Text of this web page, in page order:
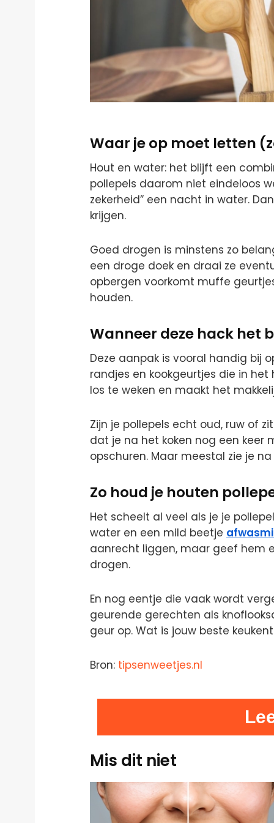
Waar je op moet letten
Hout en water: het blijft een
pollepels daarom niet eindeloos
zekerheid” een nacht in water.
krijgen.
Goed drogen is minstens zo
een droge doek en draai ze
opbergen voorkomt muffe
houden.
Wanneer deze hack het
Deze aanpak is vooral handig bij
randjes en kookgeurtjes die in
los te weken en maakt het
Zijn je pollepels echt oud, ruw of
dat je na het koken nog een
opschuren. Maar meestal zie je
Zo houd je houten
Het scheelt al veel als je je
water en een mild beetje
aanrecht liggen, maar geef hem
drogen.
En nog eentje die vaak wordt
geurende gerechten als
geur op. Wat is jouw beste
Bron: tipsenweetjes.nl
Mis dit niet